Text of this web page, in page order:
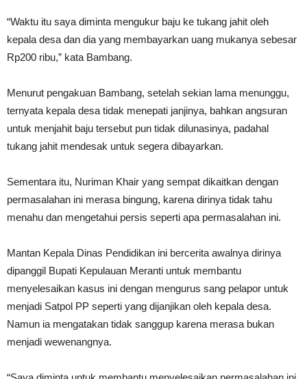
“Waktu itu saya diminta mengukur baju ke tukang jahit oleh
kepala desa dan dia yang membayarkan uang mukanya sebesar
Rp200 ribu,” kata Bambang.
Menurut pengakuan Bambang, setelah sekian lama menunggu,
ternyata kepala desa tidak menepati janjinya, bahkan angsuran
untuk menjahit baju tersebut pun tidak dilunasinya, padahal
tukang jahit mendesak untuk segera dibayarkan.
Sementara itu, Nuriman Khair yang sempat dikaitkan dengan
permasalahan ini merasa bingung, karena dirinya tidak tahu
menahu dan mengetahui persis seperti apa permasalahan ini.
Mantan Kepala Dinas Pendidikan ini bercerita awalnya dirinya
dipanggil Bupati Kepulauan Meranti untuk membantu
menyelesaikan kasus ini dengan mengurus sang pelapor untuk
menjadi Satpol PP seperti yang dijanjikan oleh kepala desa.
Namun ia mengatakan tidak sanggup karena merasa bukan
menjadi wewenangnya.